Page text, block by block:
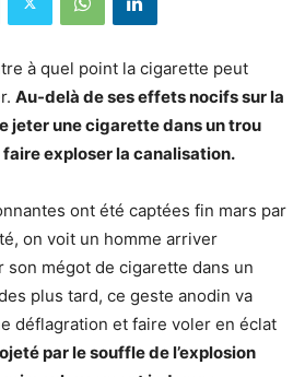
à quel point la cigarette peut
Au-delà de ses effets nocifs sur la
jeter une cigarette dans un trou
exploser la canalisation.
ont été captées fin mars par
on voit un homme arriver
mégot de cigarette dans un
plus tard, ce geste anodin va
déflagration et faire voler en éclat
par le souffle de l’explosion